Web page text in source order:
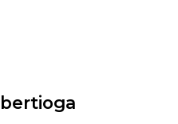
bertioga